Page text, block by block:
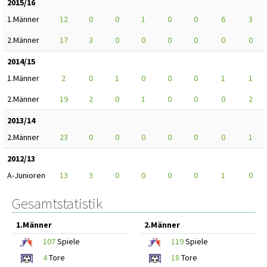
2015/16
1.Männer
12 0 0 1 0 0 6
3
2.Männer
17 3 0 0 0 0 0
0
2014/15
1.Männer
2 0 1 0 0 0 1
1
2.Männer
19 2 0 1 0 0 0
2
2013/14
2.Männer
23 0 0 0 0 0 0
1
2012/13
A-Junioren
13 3 0 0 0 0 1 0
Gesamtstatistik
1.Männer
107Spiele
4Tore
2.Männer
119Spiele
18 Tore